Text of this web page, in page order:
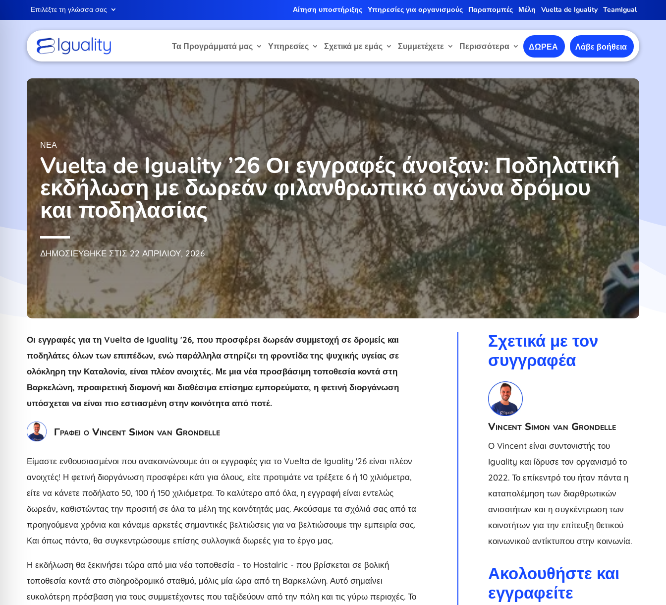
Επιλέξτε τη γλώσσα σας Αίτηση υποστήριξης Υπηρεσίες για οργανισμούς Παραπομπές Μέλη Vuelta de Iguality TeamIgual
Τα Προγράμματά μας Υπηρεσίες Σχετικά με εμάς Συμμετέχετε Περισσότερα ΔΩΡΕΑ Λάβε βοήθεια
ΝΈΑ
Vuelta de Iguality ’26 Οι εγγραφές άνοιξαν: Ποδηλατική
εκδήλωση με δωρεάν φιλανθρωπικό αγώνα δρόμου
και ποδηλασίας
ΔΗΜΟΣΙΕΎΘΗΚΕ ΣΤΙΣ 22 ΑΠΡΙΛΊΟΥ, 2026
Οι εγγραφές για τη Vuelta de Iguality '26, που προσφέρει δωρεάν συμμετοχή σε δρομείς και
ποδηλάτες όλων των επιπέδων, ενώ παράλληλα στηρίζει τη φροντίδα της ψυχικής υγείας σε
ολόκληρη την Καταλονία, είναι πλέον ανοιχτές. Με μια νέα προσβάσιμη τοποθεσία κοντά στη
Βαρκελώνη, προαιρετική διαμονή και διαθέσιμα επίσημα εμπορεύματα, η φετινή διοργάνωση
υπόσχεται να είναι πιο εστιασμένη στην κοινότητα από ποτέ.
Γράφει ο Vincent Simon van Grondelle
Είμαστε ενθουσιασμένοι που ανακοινώνουμε ότι οι εγγραφές για το Vuelta de Iguality '26 είναι πλέον
ανοιχτές! Η φετινή διοργάνωση προσφέρει κάτι για όλους, είτε προτιμάτε να τρέξετε 6 ή 10 χιλιόμετρα,
είτε να κάνετε ποδήλατο 50, 100 ή 150 χιλιόμετρα. Το καλύτερο από όλα, η εγγραφή είναι εντελώς
δωρεάν, καθιστώντας την προσιτή σε όλα τα μέλη της κοινότητάς μας. Ακούσαμε τα σχόλιά σας από τα
προηγούμενα χρόνια και κάναμε αρκετές σημαντικές βελτιώσεις για να βελτιώσουμε την εμπειρία σας.
Και όπως πάντα, θα συγκεντρώσουμε επίσης συλλογικά δωρεές για το έργο μας.
Η εκδήλωση θα ξεκινήσει τώρα από μια νέα τοποθεσία - το Hostalric - που βρίσκεται σε βολική
τοποθεσία κοντά στο σιδηροδρομικό σταθμό, μόλις μία ώρα από τη Βαρκελώνη. Αυτό σημαίνει
ευκολότερη πρόσβαση για τους συμμετέχοντες που ταξιδεύουν από την πόλη και τις γύρω περιοχές. Το
Σχετικά με τον
συγγραφέα
Vincent Simon van Grondelle
Ο Vincent είναι συντονιστής του
Iguality και ίδρυσε τον οργανισμό το
2022. Το επίκεντρό του ήταν πάντα η
καταπολέμηση των διαρθρωτικών
ανισοτήτων και η συγκέντρωση των
κοινοτήτων για την επίτευξη θετικού
κοινωνικού αντίκτυπου στην κοινωνία.
Ακολουθήστε και
εγγραφείτε